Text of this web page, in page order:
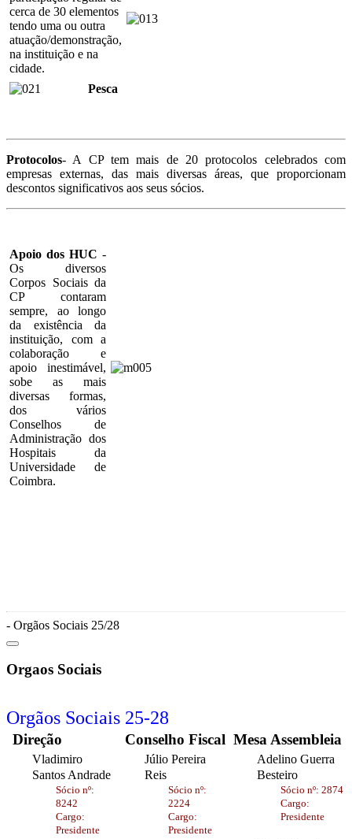
cerca de 30 elementos
tendo uma ou outra
atuação/demonstração,
na instituição e na
cidade.
Pesca
Protocolos- A CP tem mais de 20 protocolos celebrados com
empresas externas, das mais diversas áreas, que proporcionam
descontos significativos aos seus sócios.
Apoio dos HUC -
Os diversos
Corpos Sociais da
CP contaram
sempre, ao longo
da existência da
instituição, com a
colaboração e
apoio inestimável,
sobe as mais
diversas formas,
dos vários
Conselhos de
Administração dos
Hospitais da
Universidade de
Coimbra.
- Orgãos Sociais 25/28
Orgaos Sociais
Orgãos Sociais 25-28
Direção Conselho Fiscal Mesa Assembleia
Vladimiro
Santos Andrade
Sócio nº:
8242
Cargo:
Presidente
Júlio Pereira
Reis
Sócio nº:
2224
Cargo:
Presidente
Adelino Guerra
Besteiro
Sócio nº: 2874
Cargo:
Presidente